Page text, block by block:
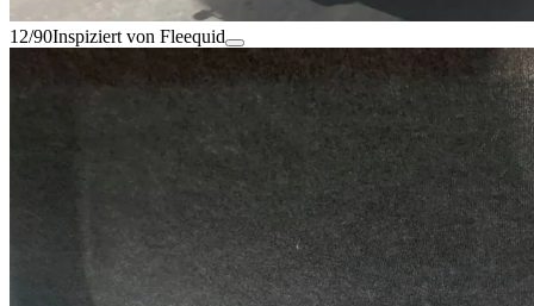
12/90Inspiziert von Fleequid